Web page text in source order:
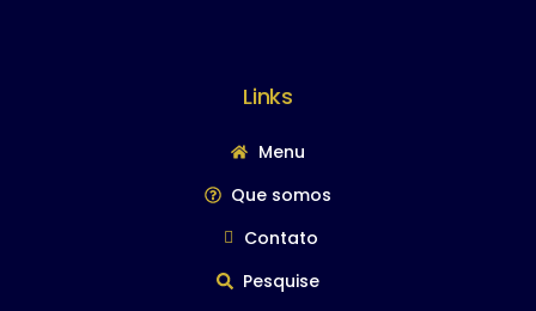
Links
Menu
Que somos
Contato
Pesquise